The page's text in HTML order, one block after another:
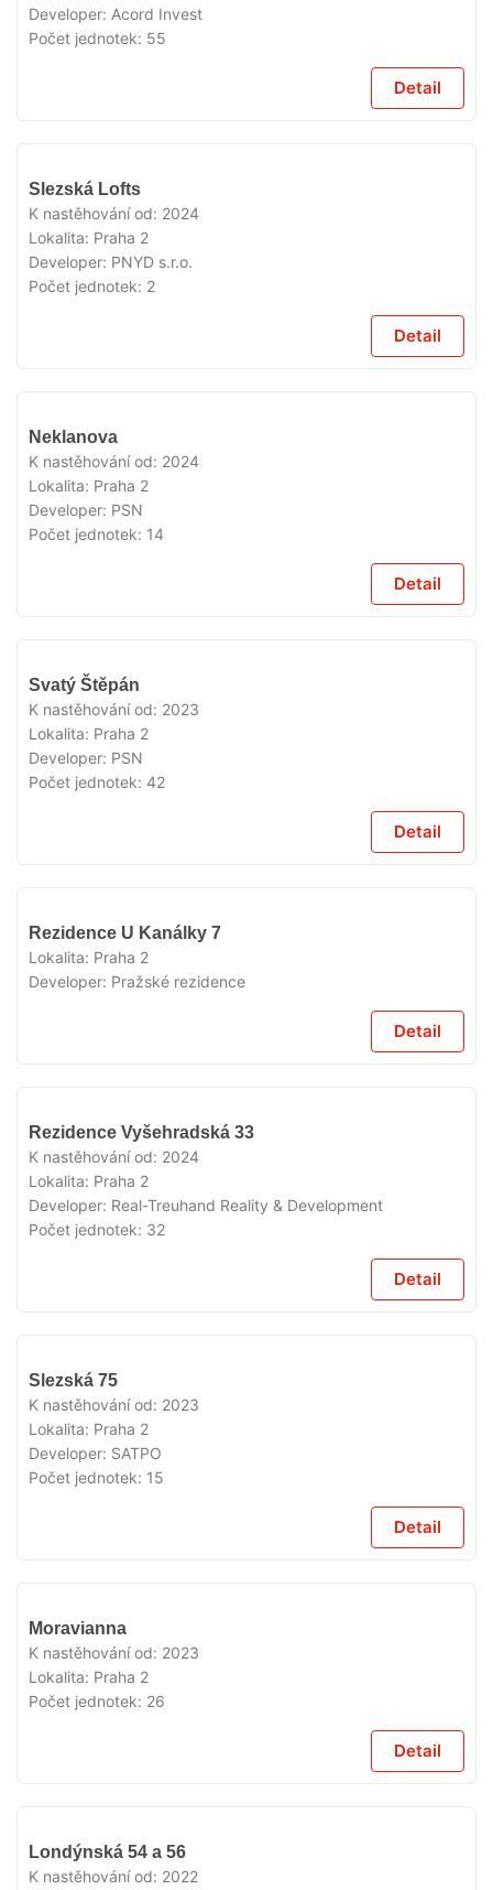
Developer: Acord Invest
Počet jednotek: 55
Detail
Slezská Lofts
K nastěhování od: 2024
Lokalita: Praha 2
Developer: PNYD s.r.o.
Počet jednotek: 2
Detail
Neklanova
K nastěhování od: 2024
Lokalita: Praha 2
Developer: PSN
Počet jednotek: 14
Detail
Svatý Štěpán
K nastěhování od: 2023
Lokalita: Praha 2
Developer: PSN
Počet jednotek: 42
Detail
Rezidence U Kanálky 7
Lokalita: Praha 2
Developer: Pražské rezidence
Detail
Rezidence Vyšehradská 33
K nastěhování od: 2024
Lokalita: Praha 2
Developer: Real-Treuhand Reality & Development
Počet jednotek: 32
Detail
Slezská 75
K nastěhování od: 2023
Lokalita: Praha 2
Developer: SATPO
Počet jednotek: 15
Detail
Moravianna
K nastěhování od: 2023
Lokalita: Praha 2
Počet jednotek: 26
Detail
Londýnská 54 a 56
K nastěhování od: 2022